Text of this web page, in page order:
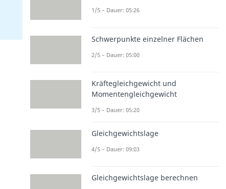
1/5 – Dauer: 05:26
Schwerpunkte einzelner Flächen
2/5 – Dauer: 05:00
Kräftegleichgewicht und
Momentengleichgewicht
3/5 – Dauer: 05:20
Gleichgewichtslage
4/5 – Dauer: 09:03
Gleichgewichtslage berechnen